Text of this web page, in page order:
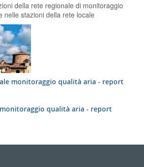
della rete regionale di monitoraggio
nelle stazioni della rete locale
monitoraggio qualità aria - report
qualità aria - report